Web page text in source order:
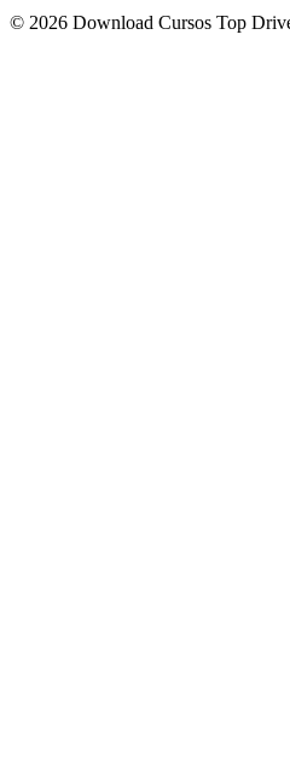
© 2026 Download Cursos Top